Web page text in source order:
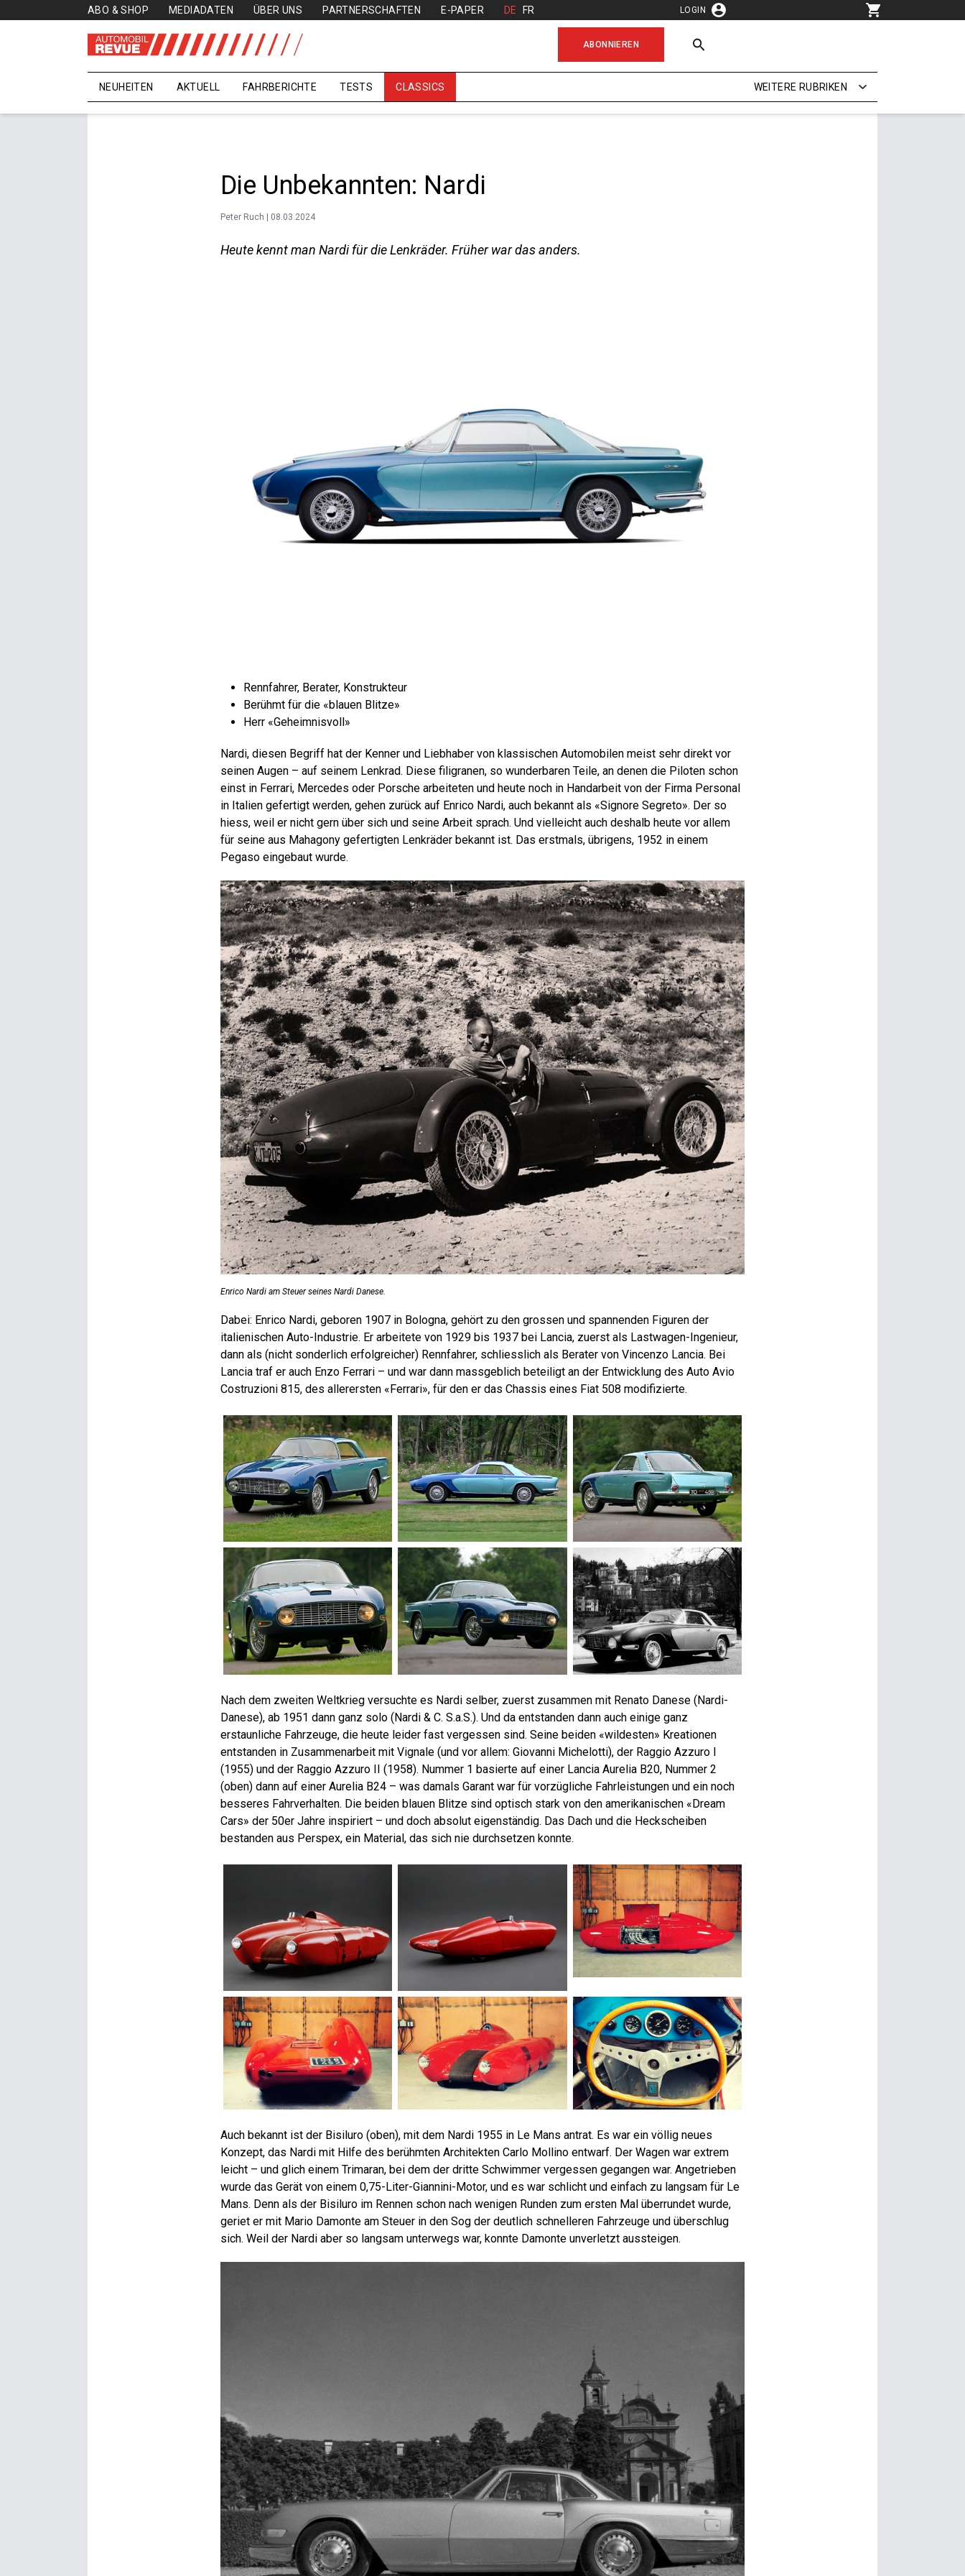
ABO & SHOP MEDIADATEN ÜBER UNS PARTNERSCHAFTEN E-PAPER DE FR LOGIN
ABONNIEREN
NEUHEITEN AKTUELL FAHRBERICHTE TESTS CLASSICS WEITERE RUBRIKEN
Die Unbekannten: Nardi
Peter Ruch | 08.03.2024
Heute kennt man Nardi für die Lenkräder. Früher war das anders.
Rennfahrer, Berater, Konstrukteur
Berühmt für die «blauen Blitze»
Herr «Geheimnisvoll»
Nardi, diesen Begriff hat der Kenner und Liebhaber von klassischen Automobilen meist sehr direkt vor
seinen Augen – auf seinem Lenkrad. Diese filigranen, so wunderbaren Teile, an denen die Piloten schon
einst in Ferrari, Mercedes oder Porsche arbeiteten und heute noch in Handarbeit von der Firma Personal
in Italien gefertigt werden, gehen zurück auf Enrico Nardi, auch bekannt als «Signore Segreto». Der so
hiess, weil er nicht gern über sich und seine Arbeit sprach. Und vielleicht auch deshalb heute vor allem
für seine aus Mahagony gefertigten Lenkräder bekannt ist. Das erstmals, übrigens, 1952 in einem
Pegaso eingebaut wurde.
Enrico Nardi am Steuer seines Nardi Danese.
Dabei: Enrico Nardi, geboren 1907 in Bologna, gehört zu den grossen und spannenden Figuren der
italienischen Auto-Industrie. Er arbeitete von 1929 bis 1937 bei Lancia, zuerst als Lastwagen-Ingenieur,
dann als (nicht sonderlich erfolgreicher) Rennfahrer, schliesslich als Berater von Vincenzo Lancia. Bei
Lancia traf er auch Enzo Ferrari – und war dann massgeblich beteiligt an der Entwicklung des Auto Avio
Costruzioni 815, des allerersten «Ferrari», für den er das Chassis eines Fiat 508 modifizierte.
Nach dem zweiten Weltkrieg versuchte es Nardi selber, zuerst zusammen mit Renato Danese (Nardi-
Danese), ab 1951 dann ganz solo (Nardi & C. S.a.S.). Und da entstanden dann auch einige ganz
erstaunliche Fahrzeuge, die heute leider fast vergessen sind. Seine beiden «wildesten» Kreationen
entstanden in Zusammenarbeit mit Vignale (und vor allem: Giovanni Michelotti), der Raggio Azzuro I
(1955) und der Raggio Azzuro II (1958). Nummer 1 basierte auf einer Lancia Aurelia B20, Nummer 2
(oben) dann auf einer Aurelia B24 – was damals Garant war für vorzügliche Fahrleistungen und ein noch
besseres Fahrverhalten. Die beiden blauen Blitze sind optisch stark von den amerikanischen «Dream
Cars» der 50er Jahre inspiriert – und doch absolut eigenständig. Das Dach und die Heckscheiben
bestanden aus Perspex, ein Material, das sich nie durchsetzen konnte.
Auch bekannt ist der Bisiluro (oben), mit dem Nardi 1955 in Le Mans antrat. Es war ein völlig neues
Konzept, das Nardi mit Hilfe des berühmten Architekten Carlo Mollino entwarf. Der Wagen war extrem
leicht – und glich einem Trimaran, bei dem der dritte Schwimmer vergessen gegangen war. Angetrieben
wurde das Gerät von einem 0,75-Liter-Giannini-Motor, und es war schlicht und einfach zu langsam für Le
Mans. Denn als der Bisiluro im Rennen schon nach wenigen Runden zum ersten Mal überrundet wurde,
geriet er mit Mario Damonte am Steuer in den Sog der deutlich schnelleren Fahrzeuge und überschlug
sich. Weil der Nardi aber so langsam unterwegs war, konnte Damonte unverletzt aussteigen.